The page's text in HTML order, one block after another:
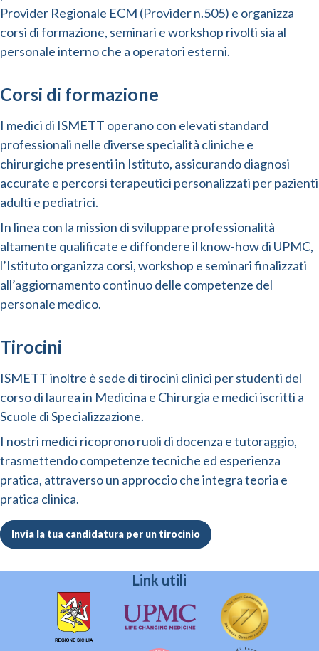
Provider Regionale ECM (Provider n.505) e organizza
corsi di formazione, seminari e workshop rivolti sia al
personale interno che a operatori esterni.
Corsi di formazione
I medici di ISMETT operano con elevati standard
professionali nelle diverse specialità cliniche e
chirurgiche presenti in Istituto, assicurando diagnosi
accurate e percorsi terapeutici personalizzati per pazienti
adulti e pediatrici.
In linea con la mission di sviluppare professionalità
altamente qualificate e diffondere il know-how di UPMC,
l’Istituto organizza corsi, workshop e seminari finalizzati
all’aggiornamento continuo delle competenze del
personale medico.
Tirocini
ISMETT inoltre è sede di tirocini clinici per studenti del
corso di laurea in Medicina e Chirurgia e medici iscritti a
Scuole di Specializzazione.
I nostri medici ricoprono ruoli di docenza e tutoraggio,
trasmettendo competenze tecniche ed esperienza
pratica, attraverso un approccio che integra teoria e
pratica clinica.
Invia la tua candidatura per un tirocinio
Link utili